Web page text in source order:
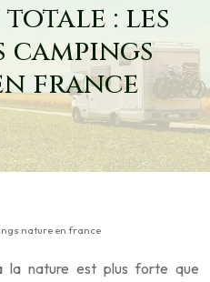
totale : les
france
nature en france
la nature est plus forte que